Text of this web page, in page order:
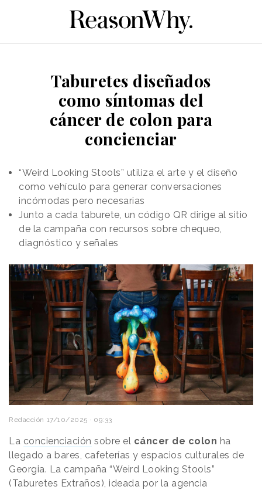
Taburetes diseñados
como síntomas del
cáncer de colon para
concienciar
“Weird Looking Stools” utiliza el arte y el diseño
como vehículo para generar conversaciones
incómodas pero necesarias
Junto a cada taburete, un código QR dirige al sitio
de la campaña con recursos sobre chequeo,
diagnóstico y señales
Redacción 17/10/2025 · 09:33
La concienciación sobre el cáncer de colon ha
llegado a bares, cafeterías y espacios culturales de
Georgia. La campaña “Weird Looking Stools”
(Taburetes Extraños), ideada por la agencia